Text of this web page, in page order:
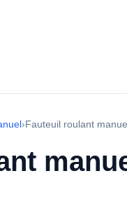
›Fauteuil roulant